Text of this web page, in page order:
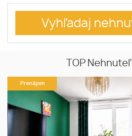
Vyhľadaj
TOP
Prenájom